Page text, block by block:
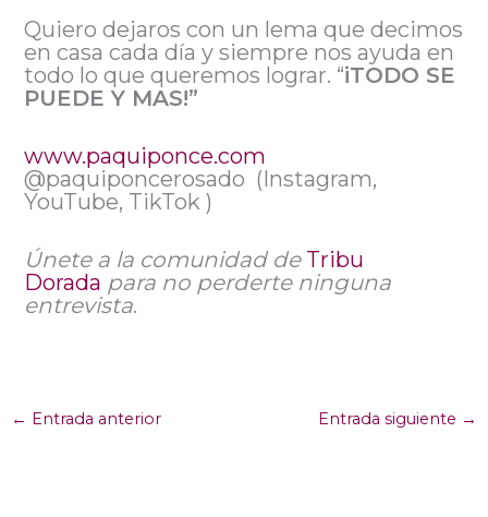
Quiero dejaros con un lema que decimos
en casa cada día y siempre nos ayuda en
todo lo que queremos lograr. “iTODO SE
PUEDE Y MAS!”
www.paquiponce.com
@paquiponcerosado (Instagram,
YouTube, TikTok )
Únete a la comunidad de Tribu
Dorada para no perderte ninguna
entrevista.
← Entrada anterior Entrada siguiente →